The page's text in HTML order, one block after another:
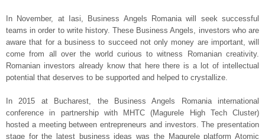
In November, at Iasi, Business Angels Romania will seek successful
teams in order to write history. These Business Angels, investors who are
aware that for a business to succeed not only money are important, will
come from all over the world curious to witness Romanian creativity.
Romanian investors already know that here there is a lot of intellectual
potential that deserves to be supported and helped to crystallize.
In 2015 at Bucharest, the Business Angels Romania international
conference in partnership with MHTC (Magurele High Tech Cluster)
hosted a meeting between entrepreneurs and investors. The presentation
stage for the latest business ideas was the Magurele platform Atomic